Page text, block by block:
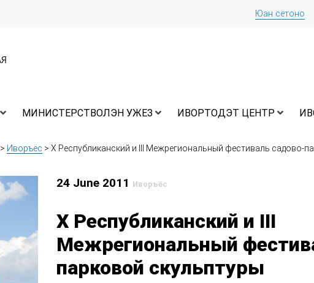
Юан сётоно
МИНИСТЕРСТВОЛЭН УЖЕЗ ИВОРТОДЭТ ЦЕНТР
> Иворъёс > X Республиканский и III Межрегиональный фестиваль садово-
24 June 2011 Иворъёс
X Республиканский и III
Межрегиональный
парковой скульптуры